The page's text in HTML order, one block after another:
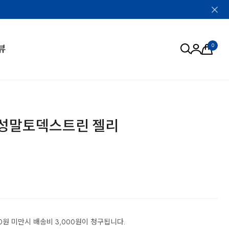
0
말토덱스트린 젤리
미만시 배송비 3,000원이 청구됩니다.